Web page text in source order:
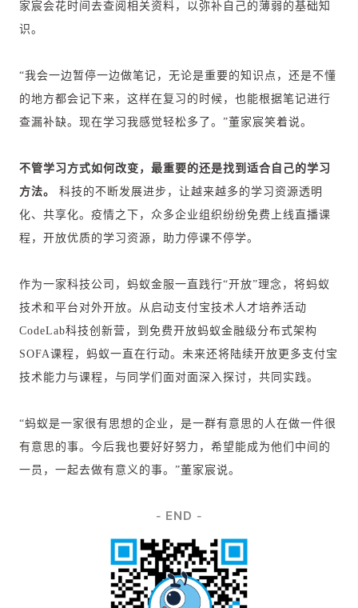
家宸会花时间去查阅相关资料，以弥补自己的薄弱的基础知
识。
“我会一边暂停一边做笔记，无论是重要的知识点，还是不懂
的地方都会记下来，这样在复习的时候，也能根据笔记进行
查漏补缺。现在学习我感觉轻松多了。”董家宸笑着说。
不管学习方式如何改变，最重要的还是找到适合自己的学习
方法。
科技的不断发展进步，让越来越多的学习资源透明
化、共享化。疫情之下，众多企业组织纷纷免费上线直播课
程，开放优质的学习资源，助力停课不停学。
作为一家科技公司，蚂蚁金服一直践行“开放”理念，将蚂蚁
技术和平台对外开放。从启动支付宝技术人才培养活动
CodeLab科技创新营，到免费开放蚂蚁金融级分布式架构
SOFA课程，蚂蚁一直在行动。未来还将陆续开放更多支付宝
技术能力与课程，与同学们面对面深入探讨，共同实践。
“蚂蚁是一家很有思想的企业，是一群有意思的人在做一件很
有意思的事。今后我也要好好努力，希望能成为他们中间的
一员，一起去做有意义的事。”董家宸说。
- END -